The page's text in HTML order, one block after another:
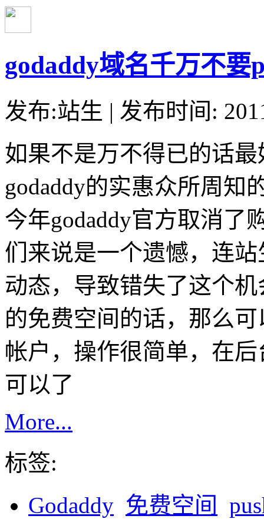
godaddy域名千万不要
发布:站生 | 发布时间:
如果不是万不得已的话
godaddy的实惠众所周知
今年godaddy官方取消了
们来说是一个遗憾，连
动态，导致错失了这个
的免费空间的话，那么
帐户，操作很简单，在后
可以了
More...
标签:
Godaddy 免费空间